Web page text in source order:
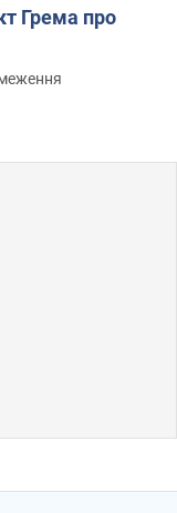
Грема про